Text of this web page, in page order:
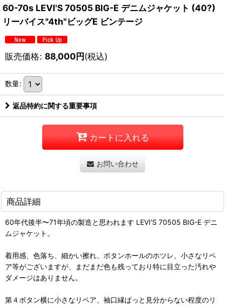
60-70s LEVI'S 70505 BIG-E デニムジャケット (40?)
リーバイス"4th"ビッグE ビンテージ
販売価格: 88,000円(税込)
数量:
返品特約に関する重要事項
カートに入れる
お問い合わせ
商品詳細
60年代後半〜71年頃の製造と思われます LEVI'S 70505 BIG-E デニ
ムジャケット。
着用感、色落ち、細かい擦れ、ボタンホールのホツレ、小さなリペ
ア等がございますが、まだまだ色も残っており特に目立った汚れや
ダメージはありません。
第４ボタン横に小さなリペア、袖口縁ぱっと見分からない程度のリ